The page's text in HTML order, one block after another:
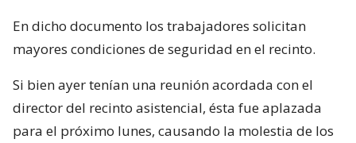
En dicho documento los trabajadores solicitan
mayores condiciones de seguridad en el recinto.
Si bien ayer tenían una reunión acordada con el
director del recinto asistencial, ésta fue aplazada
para el próximo lunes, causando la molestia de los